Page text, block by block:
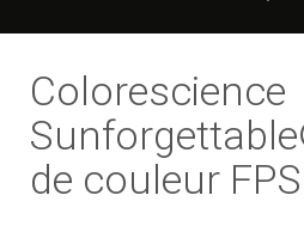
Colorescience
de couleur